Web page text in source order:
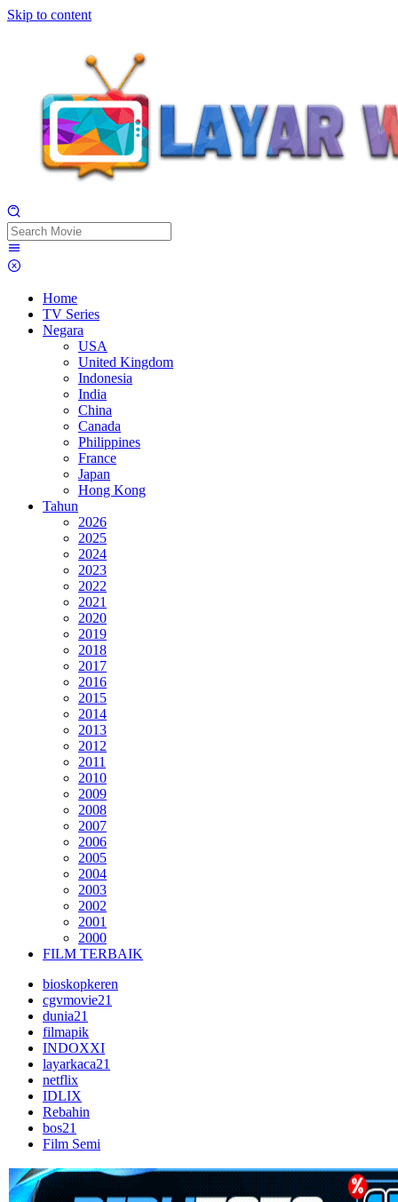
Skip to content
Home
TV Series
Negara
USA
United Kingdom
Indonesia
India
China
Canada
Philippines
France
Japan
Hong Kong
Tahun
2026
2025
2024
2023
2022
2021
2020
2019
2018
2017
2016
2015
2014
2013
2012
2011
2010
2009
2008
2007
2006
2005
2004
2003
2002
2001
2000
FILM TERBAIK
bioskopkeren
cgvmovie21
dunia21
filmapik
INDOXXI
layarkaca21
netflix
IDLIX
Rebahin
bos21
Film Semi